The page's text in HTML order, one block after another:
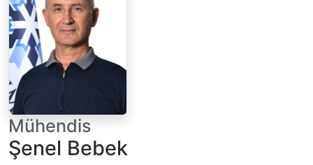
Mühendis
Şenel Bebek